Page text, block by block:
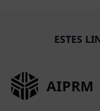
ESTES
AIPRM